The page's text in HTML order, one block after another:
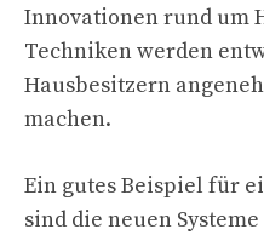
Innovationen rund um
Techniken werden
Hausbesitzern
machen.
Ein gutes Beispiel für
sind die neuen